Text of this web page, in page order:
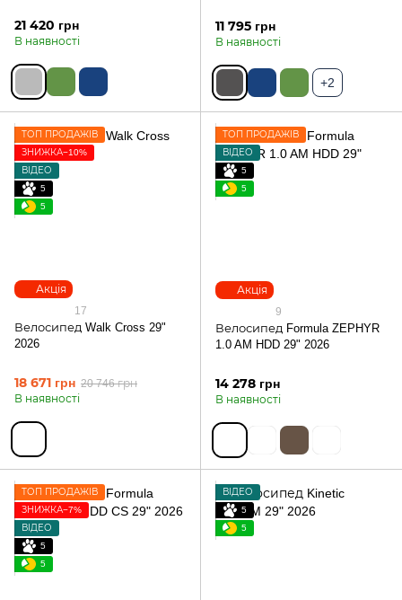
21 420 грн
В наявності
11 795 грн
В наявності
+2
Акція
ТОП ПРОДАЖІВ
ЗНИЖКА−10%
ВІДЕО
5
5
17
Велосипед Walk Cross 29"
2026
18 671 грн 20 746 грн
В наявності
Акція
ТОП ПРОДАЖІВ
ВІДЕО
5
5
9
Велосипед Formula ZEPHYR
1.0 AM HDD 29" 2026
14 278 грн
В наявності
ТОП ПРОДАЖІВ
ЗНИЖКА−7%
ВІДЕО
5
5
ВІДЕО
5
5